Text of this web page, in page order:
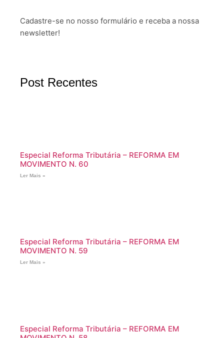
Cadastre-se no nosso formulário e receba a nossa
newsletter!
Post Recentes
Especial Reforma Tributária – REFORMA EM
MOVIMENTO N. 60
Ler Mais »
Especial Reforma Tributária – REFORMA EM
MOVIMENTO N. 59
Ler Mais »
Especial Reforma Tributária – REFORMA EM